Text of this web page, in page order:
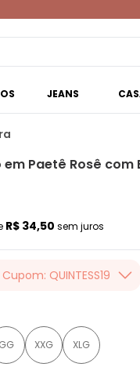
JEANS
Paetê Rosê com
R$ 34,50 sem juros
Cupom: QUINTESS19
qualquer valor, usando o
para toda loja Quintess,
GG XXG XLG